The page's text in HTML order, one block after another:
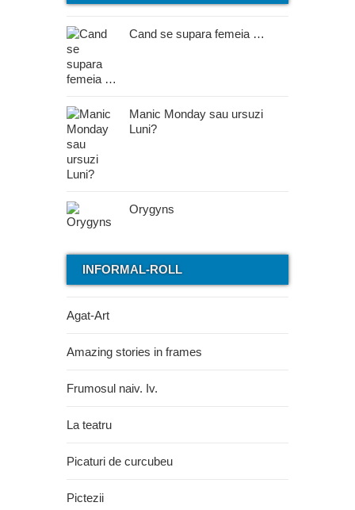
Cand se supara femeia …
Manic Monday sau ursuzi
Luni?
Orygyns
INFORMAL-ROLL
Agat-Art
Amazing stories in frames
Frumosul naiv. Iv.
La teatru
Picaturi de curcubeu
Pictezii